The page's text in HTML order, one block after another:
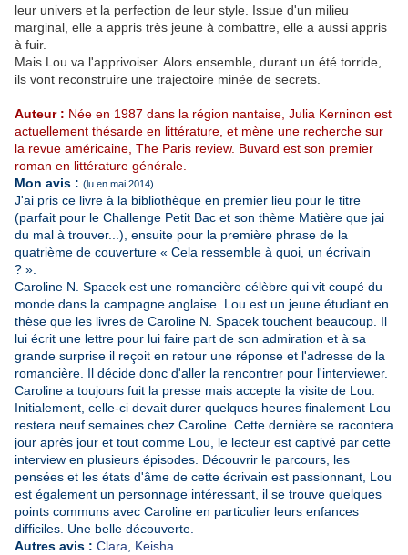
leur univers et la perfection de leur style. Issue d'un milieu
marginal, elle a appris très jeune à combattre, elle a aussi appris
à fuir.
Mais Lou va l'apprivoiser. Alors ensemble, durant un été torride,
ils vont reconstruire une trajectoire minée de secrets.
Auteur : Née en 1987 dans la région nantaise, Julia Kerninon est
actuellement thésarde en littérature, et mène une recherche sur
la revue américaine, The Paris review. Buvard est son premier
roman en littérature générale.
Mon avis : (lu en mai 2014)
J'ai pris ce livre à la bibliothèque en premier lieu pour le titre
(parfait pour le Challenge Petit Bac et son thème Matière que jai
du mal à trouver...), ensuite pour la première phrase de la
quatrième de couverture « Cela ressemble à quoi, un écrivain
? ».
Caroline N. Spacek est une romancière célèbre qui vit coupé du
monde dans la campagne anglaise. Lou est un jeune étudiant en
thèse que les livres de Caroline N. Spacek touchent beaucoup. Il
lui écrit une lettre pour lui faire part de son admiration et à sa
grande surprise il reçoit en retour une réponse et l'adresse de la
romancière. Il décide donc d'aller la rencontrer pour l'interviewer.
Caroline a toujours fuit la presse mais accepte la visite de Lou.
Initialement, celle-ci devait durer quelques heures finalement Lou
restera neuf semaines chez Caroline. Cette dernière se racontera
jour après jour et tout comme Lou, le lecteur est captivé par cette
interview en plusieurs épisodes. Découvrir le parcours, les
pensées et les états d'âme de cette écrivain est passionnant, Lou
est également un personnage intéressant, il se trouve quelques
points communs avec Caroline en particulier leurs enfances
difficiles. Une belle découverte.
Autres avis : Clara
Keisha